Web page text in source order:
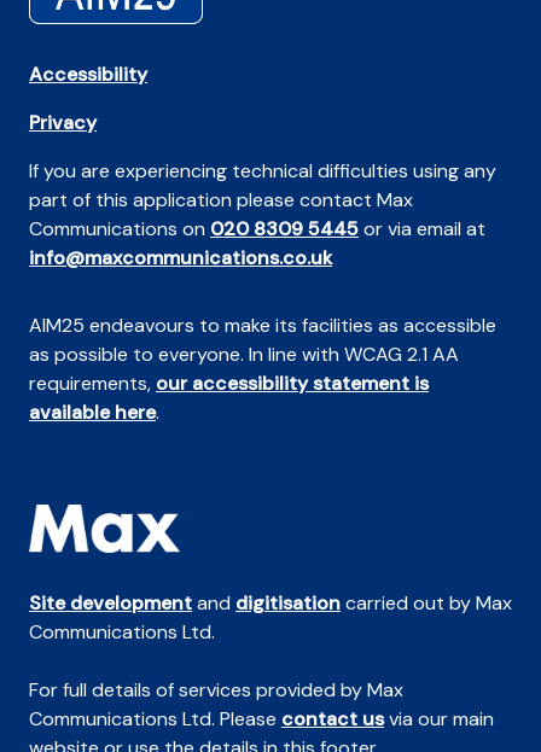
Accessibility
Privacy
If you are experiencing technical difficulties using any
part of this application please contact Max
Communications on 020 8309 5445or via email at
info@maxcommunications.co.uk
AIM25 endeavours to make its facilities as accessible
as possible to everyone. In line with WCAG 2.1 AA
requirements, our accessibility statement is
available here.
Site developmentand digitisationcarried out by Max
Communications Ltd.
For full details of services provided by Max
Communications Ltd. Please contact usvia our main